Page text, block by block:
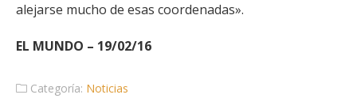
alejarse mucho de esas coordenadas».
EL MUNDO – 19/02/16
Categoría: Noticias